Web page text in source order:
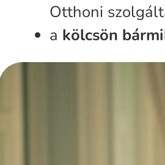
Otthoni
a kölcsön